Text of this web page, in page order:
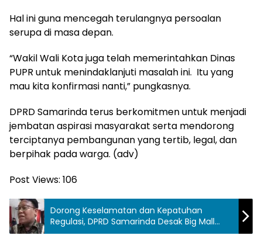
Hal ini guna mencegah terulangnya persoalan
serupa di masa depan.
“Wakil Wali Kota juga telah memerintahkan Dinas
PUPR untuk menindaklanjuti masalah ini. Itu yang
mau kita konfirmasi nanti,” pungkasnya.
DPRD Samarinda terus berkomitmen untuk menjadi
jembatan aspirasi masyarakat serta mendorong
terciptanya pembangunan yang tertib, legal, dan
berpihak pada warga. (adv)
Post Views: 106
Dorong Keselamatan dan Kepatuhan
Regulasi, DPRD Samarinda Desak Big Mall
Percepat Perbaikan Sistem Keamanan